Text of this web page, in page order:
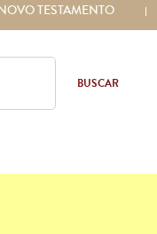
TESTAMENTO
BUSCAR